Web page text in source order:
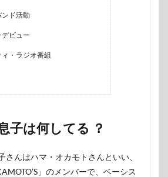
ド活動
デビュー
・ラジオ番組
子は何してる ？
さんはハマ・オカモトさんといい、
」のメンバーで、ベーシス